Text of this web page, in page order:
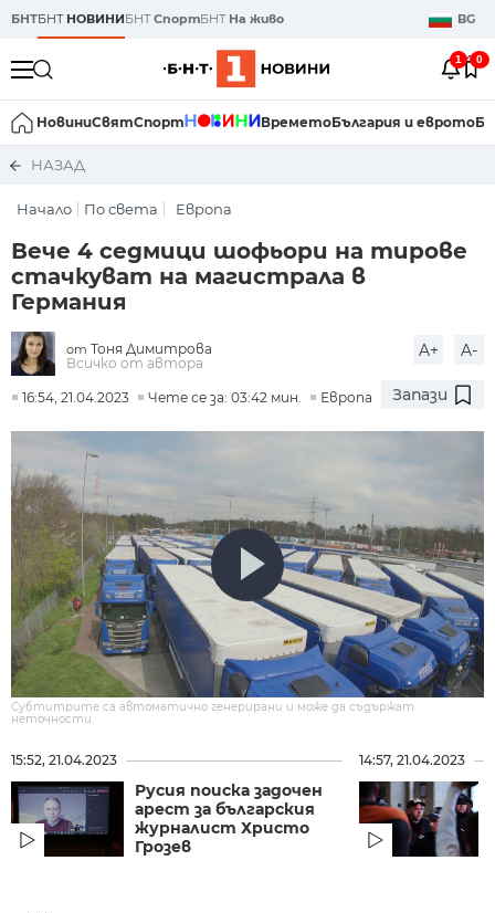
БНТБНТ НОВИНИБНТСпортБНТ На живо BG
1 0
НовиниСвятСпорт ВреметоБългария и еврото
НАЗАД
Начало По света Европа
Вече 4 седмици шофьори на тирове
стачкуват на магистрала в
Германия
от Тоня Димитрова
Всичко от автора
A+ A-
16:54, 21.04.2023 Чете се за: 03:42 мин. Европа Запази
Субтитрите са автоматично генерирани и може да съдържат
неточности.
15:52, 21.04.2023
Русия поиска задочен
арест за българския
журналист Христо
Грозев
14:57, 21.04.2023